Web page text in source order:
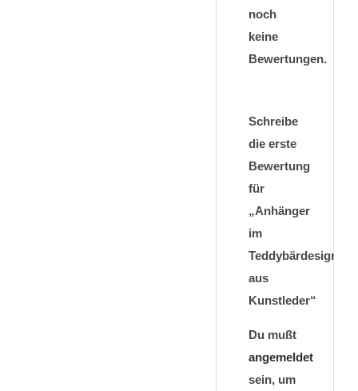
noch
keine
Bewertungen.
Schreibe
die erste
Bewertung
für
„Anhänger
im
Teddybärdesign
aus
Kunstleder“
Du mußt
angemeldet
sein, um